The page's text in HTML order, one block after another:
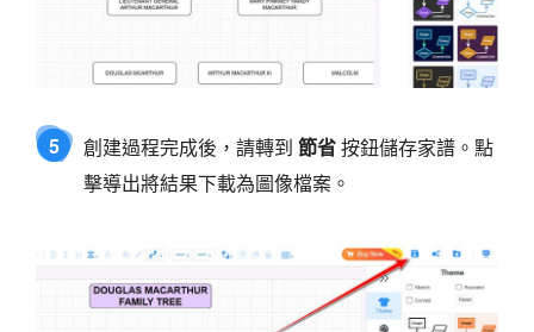
5 創建過程完成後，請轉到 節省按鈕儲存家譜。點
擊導出將結果下載為圖像檔案。